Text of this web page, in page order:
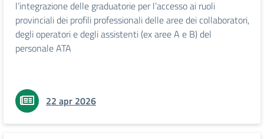
l’integrazione delle graduatorie per l’accesso ai ruoli
provinciali dei profili professionali delle aree dei collaboratori,
degli operatori e degli assistenti (ex aree A e B) del
personale ATA
22 apr 2026